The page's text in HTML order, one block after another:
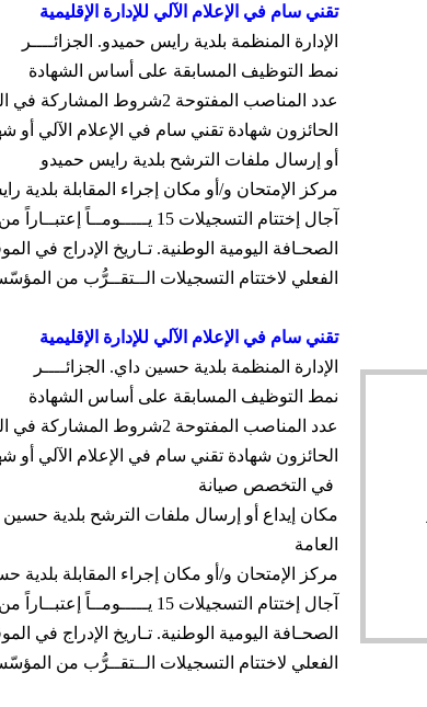
تقني سام في الإعلام الآلي للإدارة الإقليمية
الإدارة المنظمة بلدية رايس حميدو. الجزائــــر
نمط التوظيف المسابقة على أساس الشهادة
عدد المناصب المفتوحة 2شروط المشاركة في
الحائزون شهادة تقني سام في الإعلام الآلي أو
أو إرسال ملفات الترشح بلدية رايس حميدو
مركز الإمتحان و/ أو مكان إجراء المقابلة بلدية
آجال إختتام التسجيلات 15 يـــــومــاً إعتبــاراً
الصحـافة اليومية الوطنية. تـاريخ الإدراج في
الفعلي لاختتام التسجيلات الــتقــرُّب من
تقني سام في الإعلام الآلي للإدارة الإقليمية
الإدارة المنظمة بلدية حسين داي. الجزائــــر
نمط التوظيف المسابقة على أساس الشهادة
عدد المناصب المفتوحة 2شروط المشاركة في
الحائزون شهادة تقني سام في الإعلام الآلي أو
في التخصص صيانة
مكان إيداع أو إرسال ملفات الترشح بلدية حسين
العامة
مركز الإمتحان و/ أو مكان إجراء المقابلة بلدية
آجال إختتام التسجيلات 15 يـــــومــاً
الصحـافة اليومية الوطنية. تـاريخ الإدراج في
الفعلي لاختتام التسجيلات الــتقــرُّب من